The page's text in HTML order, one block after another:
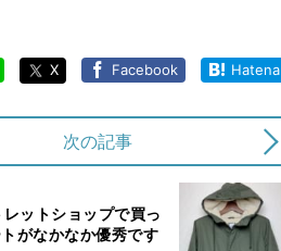
X Facebook Hatena
次の記事
ットショップで買っ
がなかなか優秀です